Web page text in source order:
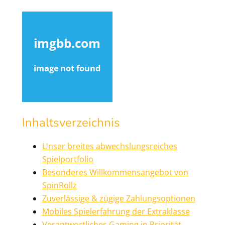
Inhaltsverzeichnis
Unser breites abwechslungsreiches
Spielportfolio
Besonderes Willkommensangebot von
SpinRollz
Zuverlässige & zügige Zahlungsoptionen
Mobiles Spielerfahrung der Extraklasse